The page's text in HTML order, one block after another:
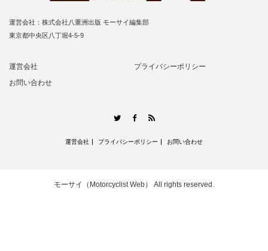
運営会社：株式会社八重洲出版 モーサイ編集部
東京都中央区八丁堀4-5-9
運営会社
プライバシーポリシー
お問い合わせ
TwitterFacebook
運営会社 プライバシーポリシー お問い合わせ
モーサイ（Motorcyclist Web） All rights reserved.